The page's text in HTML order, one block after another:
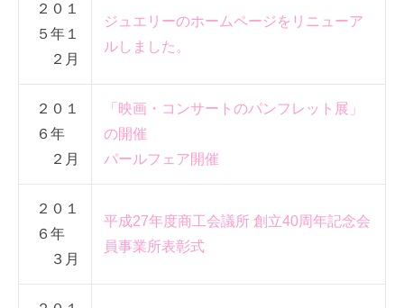
２０１
５年１
２月
ジュエリーのホームページをリニューア
ルしました。
２０１
６年
２月
「映画・コンサートのパンフレット展」
の開催
パールフェア開催
２０１
６年
３月
平成27年度商工会議所 創立40周年記念会
員事業所表彰式